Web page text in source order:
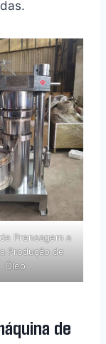
Prensagem a
Produção de
Óleo
de